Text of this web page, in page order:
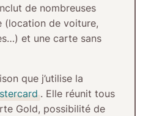
de nombreuses
(location de voiture,
et une carte sans
que j’utilise la
. Elle réunit tous
Gold, possibilité de